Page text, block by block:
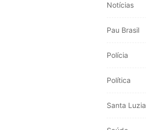
Notícias
Pau Brasil
Polícia
Política
Santa Luzia